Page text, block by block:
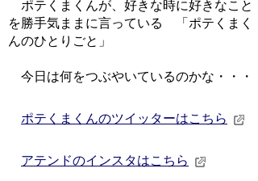
ポテくまくんが、好きな時に好きなこと
を勝手気ままに言っている 「ポテくまく
んのひとりごと」
今日は何をつぶやいているのかな・・・
ポテくまくんのツイッターはこちら
アテンドのインスタはこちら